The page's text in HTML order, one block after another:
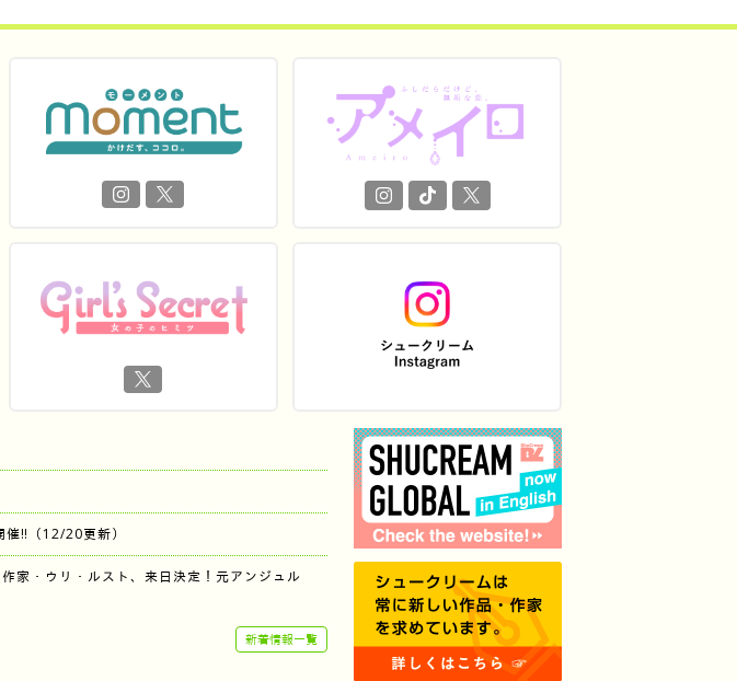
‼︎（12/20更新）
家・ウリ・ルスト、来日決定！元アンジュル
新着情報一覧